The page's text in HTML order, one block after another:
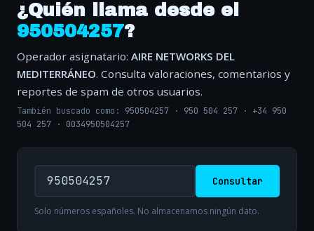
¿Quién llama desde el
950504257?
Operador asignatario: AIRE NETWORKS DEL
MEDITERRÁNEO. Consulta valoraciones, comentarios y
reportes de spam de otros usuarios.
También buscado como: 950504257 · 950 504 257 · +34 950
504 257 · 0034950504257
Consultar
Solo números españoles. No almacenamos ningún dato.